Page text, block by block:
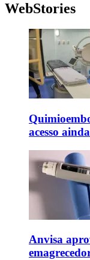
WebStories
acesso
Anvisa